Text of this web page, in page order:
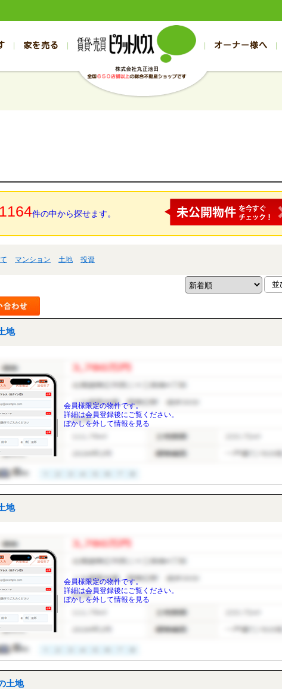
売買
売買
家を売る オーナー様へ
スタッフブログ お客様の声
売却のお問合せ 入居者様ページ
1164件の中から探せます。
マンション 土地 投資
地
会員様限定の物件です。
詳細は会員登録後にご覧ください。
ぼかしを外して情報を見る
地
会員様限定の物件です。
詳細は会員登録後にご覧ください。
ぼかしを外して情報を見る
土地